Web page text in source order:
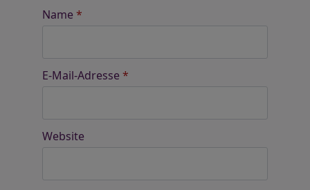
Name *
E-Mail-Adresse *
Website